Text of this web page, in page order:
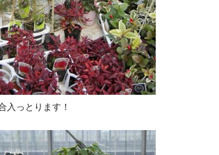
入っとります！